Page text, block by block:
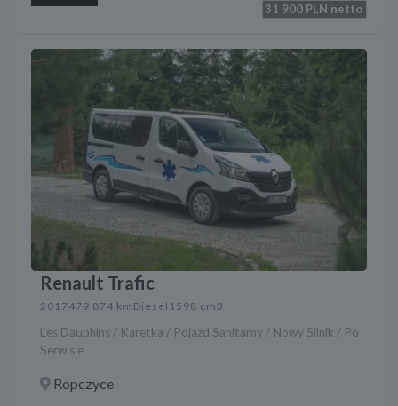
31 900 PLN netto
Renault Trafic
2017479 874 km Diesel 1598 cm3
Les Dauphins / Karetka / Pojazd Sanitarny / Nowy Silnik / Po
Serwisie
Ropczyce